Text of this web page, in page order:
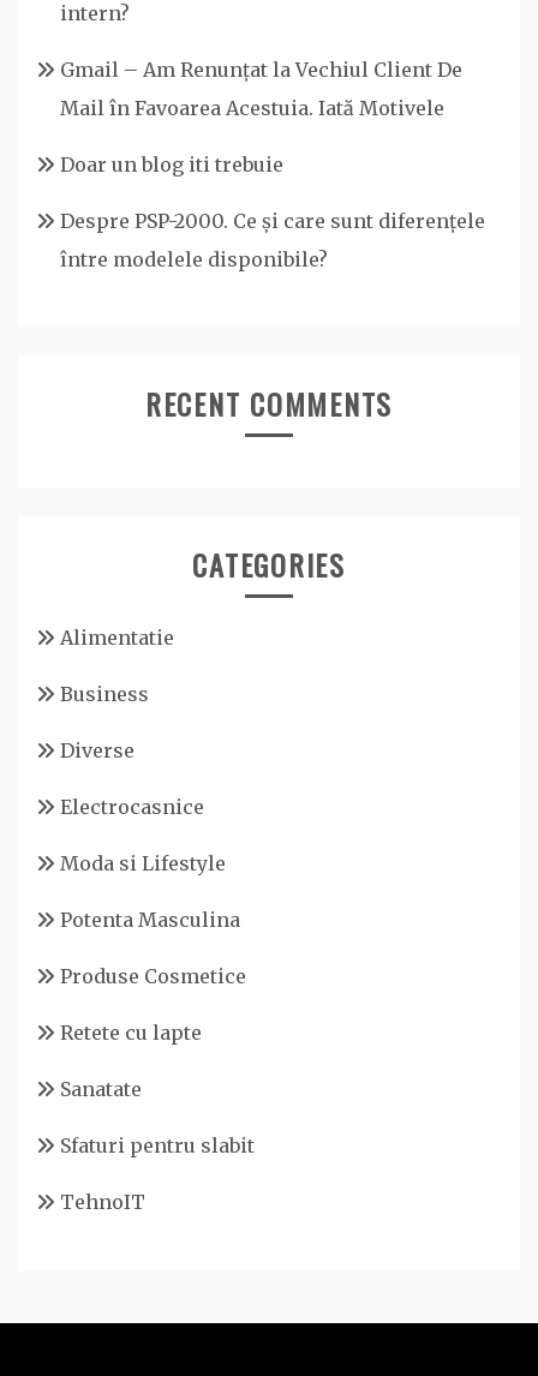
intern?
Gmail – Am Renunțat la Vechiul Client De
Mail în Favoarea Acestuia. Iată Motivele
Doar un blog iti trebuie
Despre PSP-2000. Ce și care sunt diferențele
între modelele disponibile?
RECENT COMMENTS
CATEGORIES
Alimentatie
Business
Diverse
Electrocasnice
Moda si Lifestyle
Potenta Masculina
Produse Cosmetice
Retete cu lapte
Sanatate
Sfaturi pentru slabit
TehnoIT